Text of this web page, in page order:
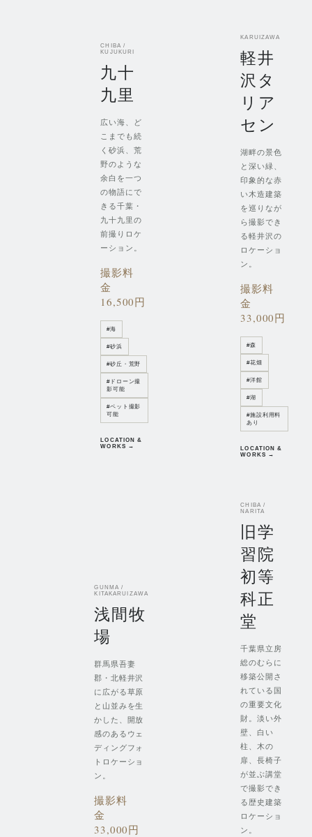
CHIBA /
KUJUKURI
九十
九里
広い海、ど
こまでも続
く砂浜、荒
野のような
余白を一つ
の物語にで
きる千葉・
九十九里の
前撮りロケ
ーション。
撮影料
金
16,500円
#海
#砂浜
#砂丘・荒野
# ドローン撮
影可能
#ペット撮影
可能
LOCATION &
WORKS →
KARUIZAWA
軽井
沢タ
リア
セン
湖畔の景色
と深い緑、
印象的な赤
い木造建築
を巡りなが
ら撮影でき
る軽井沢の
ロケーショ
ン。
撮影料
金
33,000円
#森
#花畑
#洋館
#湖
#施設利用料
あり
LOCATION &
WORKS →
GUNMA /
KITAKARUIZAWA
浅間牧
場
群馬県吾妻
郡・北軽井沢
に広がる草原
と山並みを生
かした、開放
感のあるウェ
ディングフォ
トロケーショ
ン。
撮影料
金
33,000円
CHIBA /
NARITA
旧学
習院
初等
科正
堂
千葉県立房
総のむらに
移築公開さ
れている国
の重要文化
財。淡い外
壁、白い
柱、木の
扉、長椅子
が並ぶ講堂
で撮影でき
る歴史建築
ロケーショ
ン。